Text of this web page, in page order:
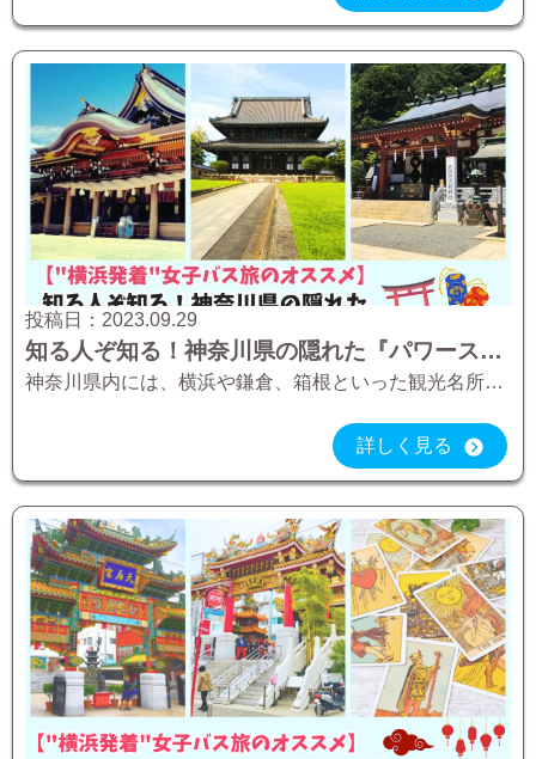
投稿日： 2023.09.29
知る人ぞ知る！神奈川県の隠れた『パワースポット』3選【”横浜発着”女子バス旅のオススメ】
神奈川県内には、横浜や鎌倉、箱根といった観光名所が数多くあります。しかしそういった『超有名』な名所以外にも、神奈川県には『隠れた名所』が数多く存在します。今回はそういった名所の中でも『パワースポット』にフォーカスしてご紹 […]
詳しく見る